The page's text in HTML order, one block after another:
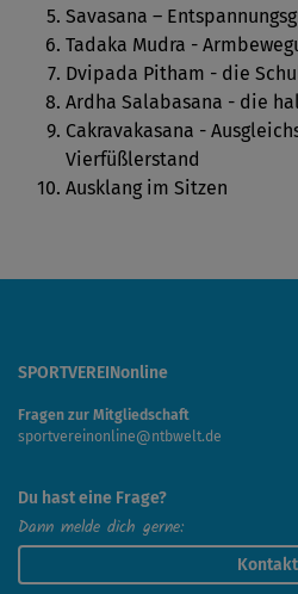
Der "Ausklang im Sitzen"
Schlussentspannung ab.
Schauspieler und Yoga-
alle Anleitungen zum Kurs
Savasana –
Tadaka Mudra -
Dvipada Pitham - die
Ardha Salabasana - die
Cakravakasana -
Vierfüßlerstand
Ausklang im Sitzen
SPORTVEREINonline
Fragen zur Mitgliedschaft
sportvereinonline@ntbwelt.de
Du hast eine Frage?
Dann melde dich gerne:
Kontakt